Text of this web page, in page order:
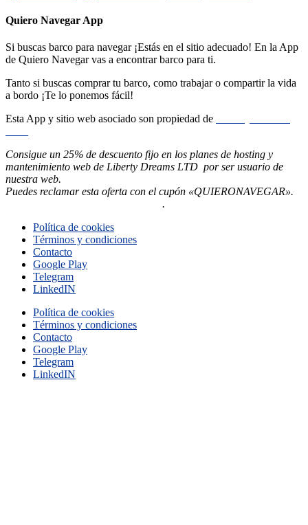
Quiero Navegar App
Si buscas barco para navegar ¡Estás en el sitio adecuado! En la App
de Quiero Navegar vas a encontrar barco para ti.
Tanto si buscas comprar tu barco, como trabajar o compartir la vida
a bordo ¡Te lo ponemos fácil!
Esta App y sitio web asociado son propiedad de
Consigue un 25% de descuento fijo en los planes de hosting y
mantenimiento web de Liberty Dreams LTD por ser usuario de
nuestra web.
Puedes reclamar esta oferta con el cupón «QUIERONAVEGAR».
.
Política de cookies
Términos y condiciones
Contacto
Google Play
Telegram
LinkedIN
Política de cookies
Términos y condiciones
Contacto
Google Play
Telegram
LinkedIN